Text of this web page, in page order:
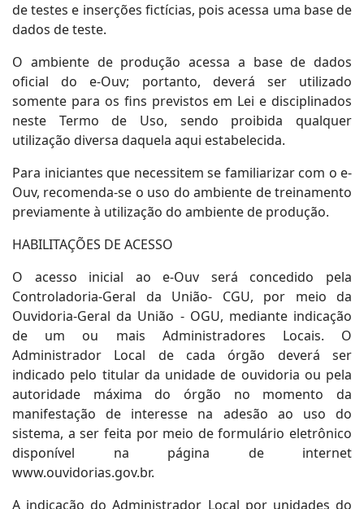
de testes e inserções fictícias, pois acessa uma base de
dados de teste.
O ambiente de produção acessa a base de dados
oficial do e-Ouv; portanto, deverá ser utilizado
somente para os fins previstos em Lei e disciplinados
neste Termo de Uso, sendo proibida qualquer
utilização diversa daquela aqui estabelecida.
Para iniciantes que necessitem se familiarizar com o e-
Ouv, recomenda-se o uso do ambiente de treinamento
previamente à utilização do ambiente de produção.
HABILITAÇÕES DE ACESSO
O acesso inicial ao e-Ouv será concedido pela
Controladoria-Geral da União- CGU, por meio da
Ouvidoria-Geral da União - OGU, mediante indicação
de um ou mais Administradores Locais. O
Administrador Local de cada órgão deverá ser
indicado pelo titular da unidade de ouvidoria ou pela
autoridade máxima do órgão no momento da
manifestação de interesse na adesão ao uso do
sistema, a ser feita por meio de formulário eletrônico
disponível na página de internet
www.ouvidorias.gov.br.
A indicação do Administrador Local por unidades do